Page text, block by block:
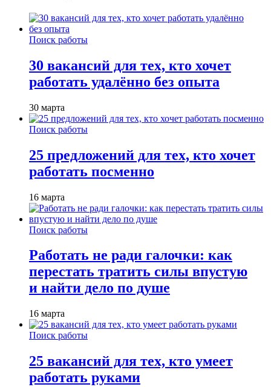
Поиск работы
30 вакансий для тех, кто хочет
работать удалённо без опыта
30 марта
Поиск работы
25 предложений для тех, кто хочет
работать посменно
16 марта
Поиск работы
Работать не ради галочки: как
перестать тратить силы впустую
и найти дело по душе
16 марта
Поиск работы
25 вакансий для тех, кто умеет
работать руками